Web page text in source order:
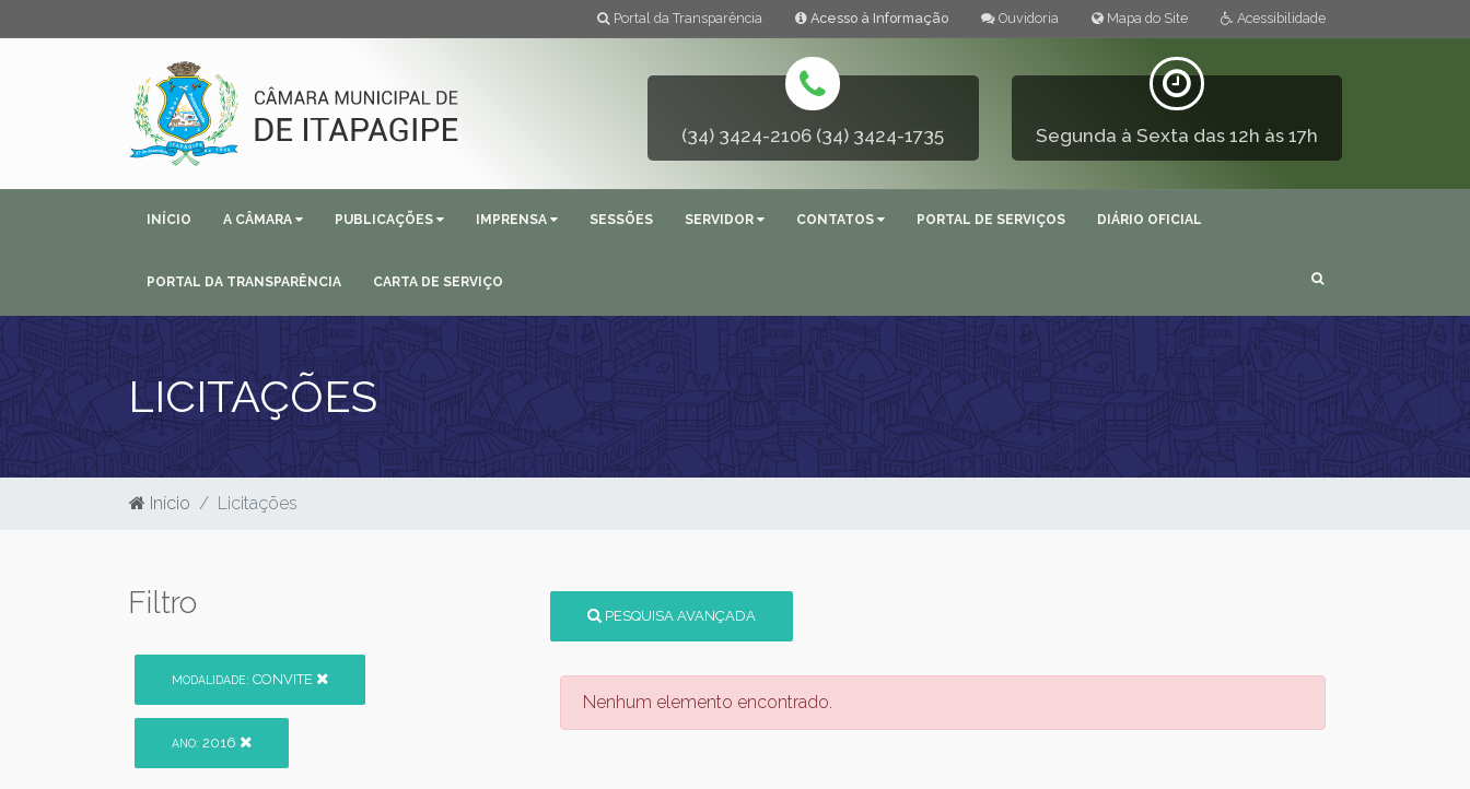
Acessibilidade
Mapa do Site
Ouvidoria
Acesso à Informação
Portal da Transparência
(34) 3424-2106 (34) 3424-1735 Segunda à Sexta das 12h às 17h
INÍCIO A CÂMARA PUBLICAÇÕES IMPRENSA SESSÕES SERVIDOR CONTATOS PORTAL DE SERVIÇOS DIÁRIO OFICIAL
PORTAL DA TRANSPARÊNCIA CARTA DE SERVIÇO
LICITAÇÕES
Início Licitações
Filtro
MODALIDADE: CONVITE
ANO: 2016
PESQUISA AVANÇADA
Nenhum elemento encontrado.